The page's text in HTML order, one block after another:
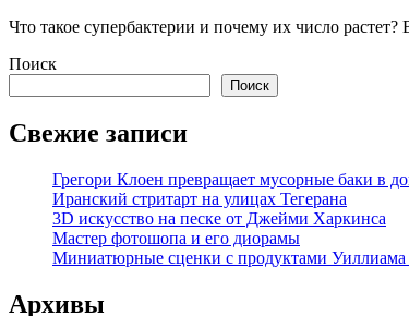
Что такое супербактерии и почему их число
Поиск
Поиск
Свежие записи
Грегори Клоен превращает мусорные баки в
Иранский стритарт на улицах Тегерана
3D искусство на песке от Джейми Харкинса
Мастер фотошопа и его диорамы
Миниатюрные сценки с продуктами Уиллиама
Архивы